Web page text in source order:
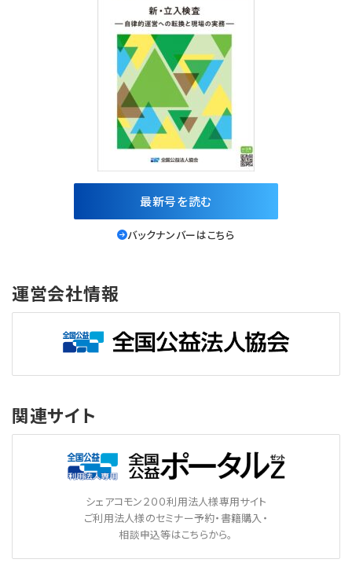
最新号を読む
バックナンバーはこちら
運営会社情報
関連サイト
シェアコモン２００利用法人様専用サイト
ご利用法人様のセミナー予約・書籍購入・
相談申込等はこちらから。